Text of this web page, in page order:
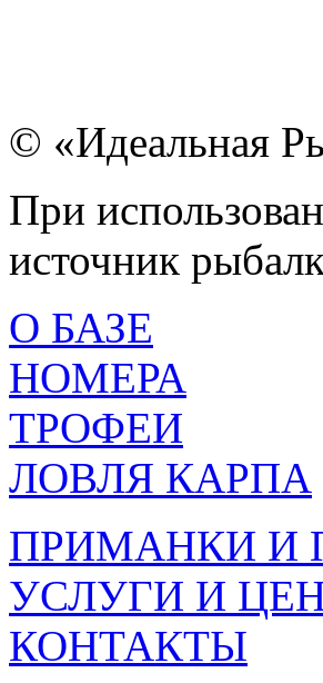
© «Идеальная
При
источник
О БАЗЕ
НОМЕРА
ТРОФЕИ
ЛОВЛЯ КАРПА
ПРИМАНКИ И
УСЛУГИ И
КОНТАКТЫ